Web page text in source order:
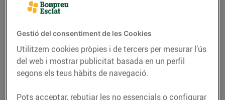
Gestió del consentiment de les Cookies
Utilitzem cookies pròpies i de tercers per mesurar l’ús
del web i mostrar publicitat basada en un perfil
segons els teus hàbits de navegació.
Pots acceptar, rebutjar les no essencials o configurar